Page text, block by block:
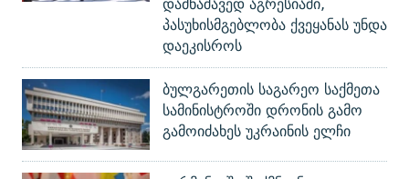
პასუხისმგებლობა ქვეყანას უნდა
დაეკისროს
ბულგარეთის საგარეო საქმეთა
სამინისტროში დრონის გამო
გამოიძახეს უკრაინის ელჩი